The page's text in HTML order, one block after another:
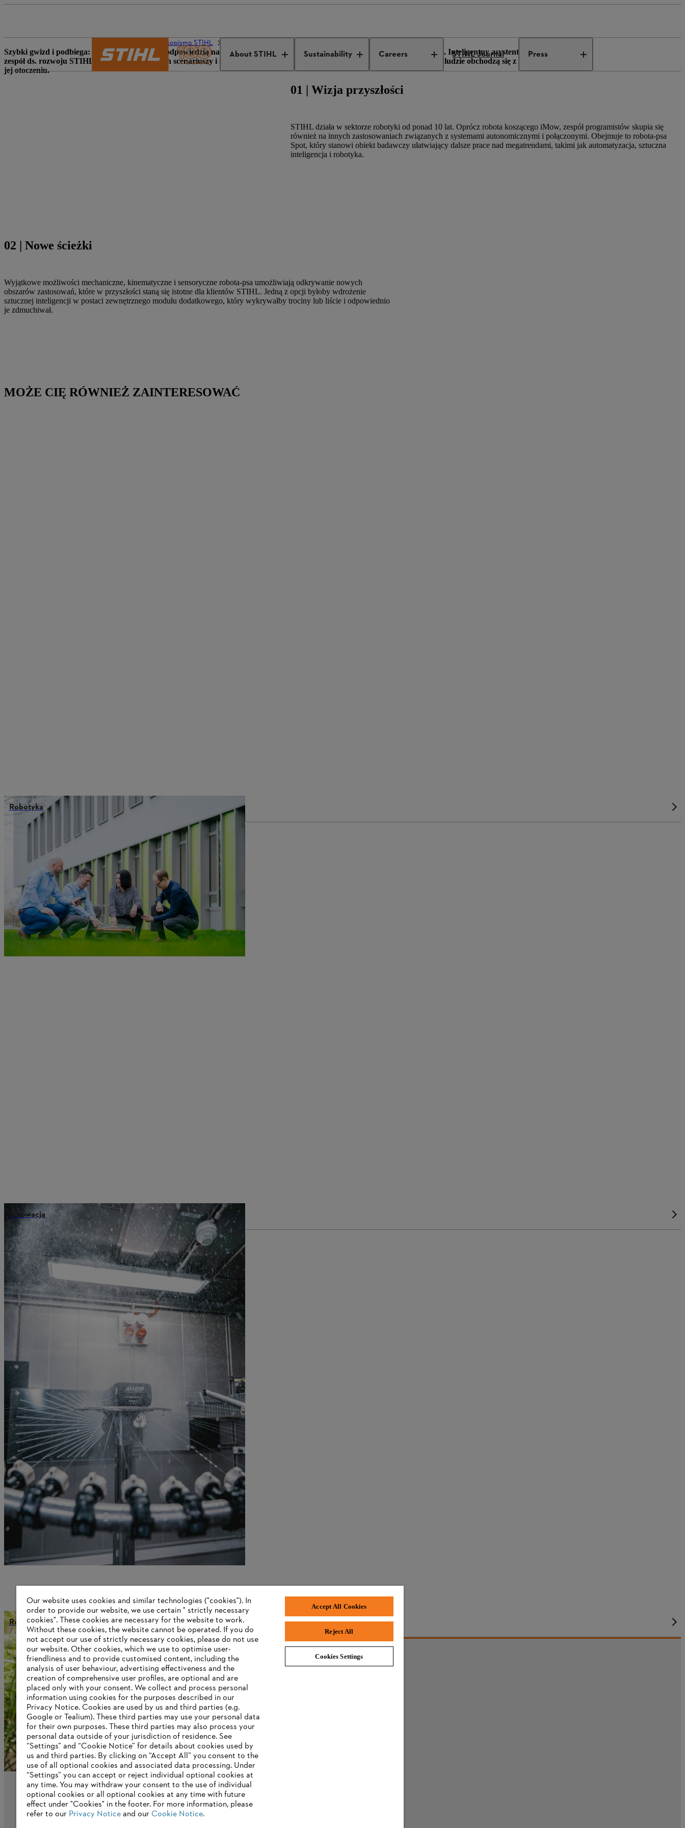
About STIHL Sustainability Careers STIHL Journal Press
Czasopismo STIHL
Szybki gwizd i podbiega: Robot-pies może być odpowiedzią na pytanie, jak będzie wyglądała przyszłość leśnictwa i ogrodnictwa. Inteligentny asystent wspiera
zespół ds. rozwoju STIHL w badaniu przyszłych scenariuszy i stanowi źródło inspiracji do nowego spojrzenia na sposób, w jaki ludzie obchodzą się z przyrodą i w
jej otoczeniu.
01 | Wizja przyszłości
STIHL działa w sektorze robotyki od ponad 10 lat. Oprócz robota koszącego iMow, zespół programistów skupia się
również na innych zastosowaniach związanych z systemami autonomicznymi i połączonymi. Obejmuje to robota-psa
Spot, który stanowi obiekt badawczy ułatwiający dalsze prace nad megatrendami, takimi jak automatyzacja, sztuczna
inteligencja i robotyka.
02 | Nowe ścieżki
Wyjątkowe możliwości mechaniczne, kinematyczne i sensoryczne robota-psa umożliwiają odkrywanie nowych
obszarów zastosowań, które w przyszłości staną się istotne dla klientów STIHL. Jedną z opcji byłoby wdrożenie
sztucznej inteligencji w postaci zewnętrznego modułu dodatkowego, który wykrywałby trociny lub liście i odpowiednio
je zdmuchiwał.
MOŻE CIĘ RÓWNIEŻ ZAINTERESOWAĆ
Robotyka
Innowacja
Rozwiązania cyfrowe
Information for suppliers
Products
Contact
Career
Whistleblower system
Our website uses cookies and similar technologies ("cookies"). In
order to provide our website, we use certain " strictly necessary
cookies". These cookies are necessary for the website to work.
Without these cookies, the website ‎cannot be operated.‎ If you do
not accept our use of strictly necessary cookies, please do not use
our website. ‎Other cookies, which we use to optimise user-
friendliness and to provide customised content, including the
analysis of user behaviour, advertising effectiveness and the
creation of comprehensive user profiles, are optional and are
placed only with your consent. We collect and process personal
information using cookies for the purposes described in our
Privacy Notice. Cookies are used by us and third parties (e.g.
Google or Tealium). These third parties may use your personal data
for their own purposes. These third parties may also process your
personal data outside of your jurisdiction of residence. See
“Settings” and “Cookie Notice” for details about cookies used by
us and third parties. By clicking on “Accept All” you consent to the
use of all optional cookies and associated data processing. Under
“Settings” you can accept or reject individual optional cookies at
any time. You may withdraw your consent to the use of individual
optional cookies or all optional cookies at any time with future
effect under "Cookies" in the footer. For more information, please
refer to our Privacy Noticeand our Cookie Notice.
Accept All Cookies
Reject All
Cookies Settings